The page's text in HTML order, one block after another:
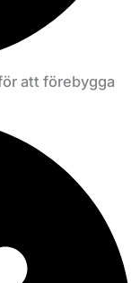
att förebygga